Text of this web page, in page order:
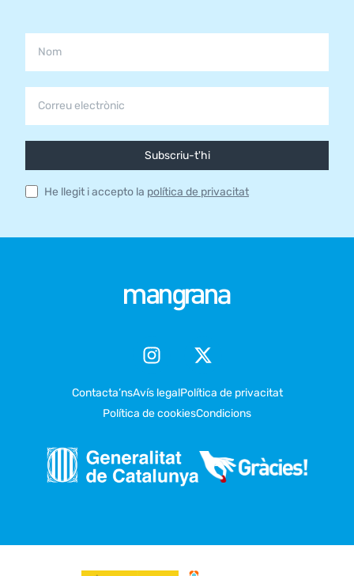
Subscriu-t'hi
He llegit i accepto la política de privacitat
Contacta’nsAvís legalPolítica de privacitat
Política de cookiesCondicions